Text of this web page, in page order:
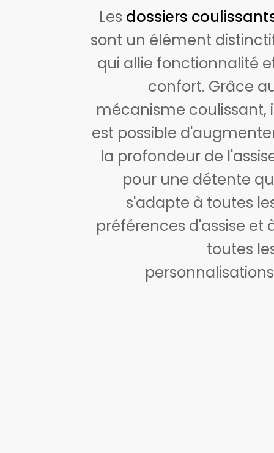
Les dossiers
sont un élément
qui allie fonctionnalité
confort. Grâce
mécanisme coulissant,
est possible
la profondeur de
pour une détente
s'adapte à toutes
préférences d'assise et
toutes